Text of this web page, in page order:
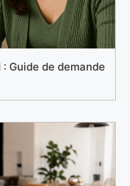
Guide de demande